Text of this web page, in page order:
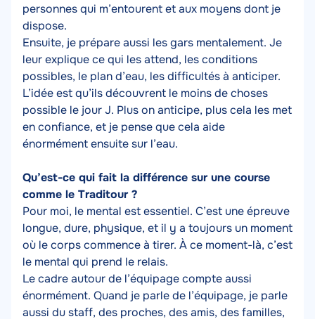
personnes qui m’entourent et aux moyens dont je
dispose.
Ensuite, je prépare aussi les gars mentalement. Je
leur explique ce qui les attend, les conditions
possibles, le plan d’eau, les difficultés à anticiper.
L’idée est qu’ils découvrent le moins de choses
possible le jour J. Plus on anticipe, plus cela les met
en confiance, et je pense que cela aide
énormément ensuite sur l’eau.
Qu’est-ce qui fait la différence sur une course
comme le Traditour ?
Pour moi, le mental est essentiel. C’est une épreuve
longue, dure, physique, et il y a toujours un moment
où le corps commence à tirer. À ce moment-là, c’est
le mental qui prend le relais.
Le cadre autour de l’équipage compte aussi
énormément. Quand je parle de l’équipage, je parle
aussi du staff, des proches, des amis, des familles,